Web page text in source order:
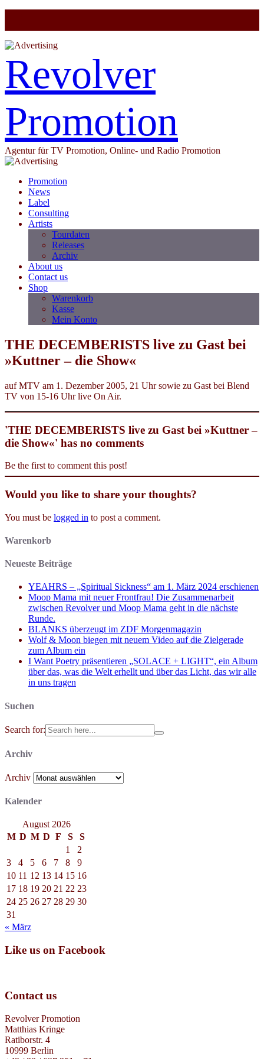
Revolver
Promotion
Agentur für TV Promotion, Online- und Radio Promotion
Promotion
News
Label
Consulting
Artists
Tourdaten
Releases
Archiv
About us
Contact us
Shop
Warenkorb
Kasse
Mein Konto
THE DECEMBERISTS live zu Gast bei
»Kuttner – die Show«
auf MTV am 1. Dezember 2005, 21 Uhr sowie zu Gast bei Blend
TV von 15-16 Uhr live On Air.
'THE DECEMBERISTS live zu Gast bei »Kuttner –
die Show«' has no comments
Be the first to comment this post!
Would you like to share your thoughts?
You must be logged in to post a comment.
Warenkorb
Neueste Beiträge
YEAHRS – „Spiritual Sickness“ am 1. März 2024 erschienen
Moop Mama mit neuer Frontfrau! Die Zusammenarbeit
zwischen Revolver und Moop Mama geht in die nächste
Runde.
BLANKS überzeugt im ZDF Morgenmagazin
Wolf & Moon biegen mit neuem Video auf die Zielgerade
zum Album ein
I Want Poetry präsentieren „SOLACE + LIGHT“, ein Album
über das, was die Welt erhellt und über das Licht, das wir alle
in uns tragen
Suchen
Search for:
Archiv
Archiv
Kalender
August 2026
M D M D F S
S
1
2
3
4 5 6 7 8
9
10 11 12 13 14 15 16
17 18 19 20 21 22 23
24 25 26 27 28 29 30
31
« März
Like us on Facebook
Contact us
Revolver Promotion
Matthias Kringe
Ratiborstr. 4
10999 Berlin